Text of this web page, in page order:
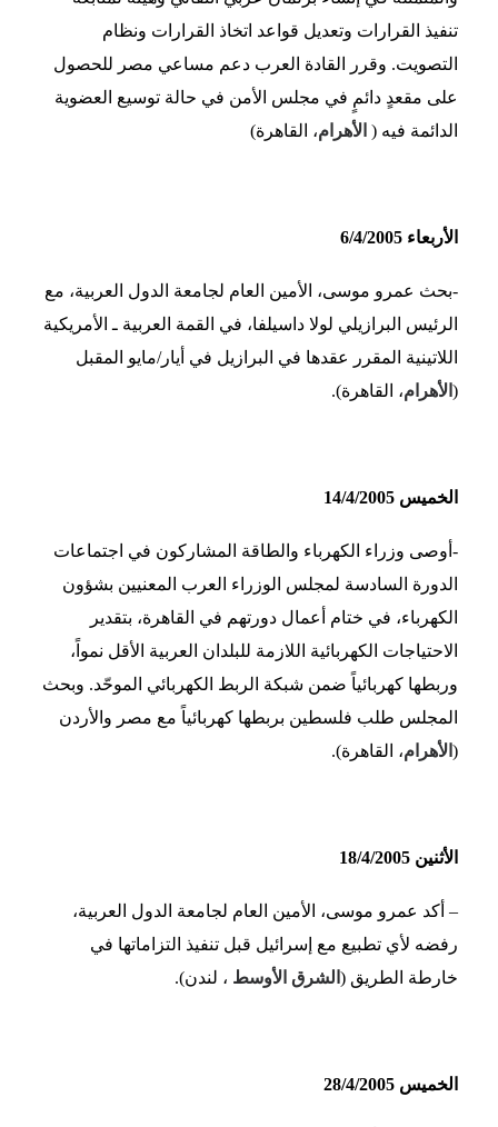
تنفيذ القرارات وتعديل قواعد اتخاذ القرارات ونظام
التصويت. وقرر القادة العرب دعم مساعي مصر للحصول
على مقعدٍ دائمٍ في مجلس الأمن في حالة توسيع العضوية
الدائمة فيه ( الأهرام، القاهرة)
الأربعاء 6/4/2005
-بحث عمرو موسى، الأمين العام لجامعة الدول العربية، مع
الرئيس البرازيلي لولا داسيلفا، في القمة العربية ـ الأمريكية
اللاتينية المقرر عقدها في البرازيل في أيار/مايو المقبل
( الأهرام، القاهرة).
الخميس 14/4/2005
-أوصى وزراء الكهرباء والطاقة المشاركون في اجتماعات
الدورة السادسة لمجلس الوزراء العرب المعنيين بشؤون
الكهرباء، في ختام أعمال دورتهم في القاهرة، بتقدير
الاحتياجات الكهربائية اللازمة للبلدان العربية الأقل نمواً،
وربطها كهربائياً ضمن شبكة الربط الكهربائي الموحّد. وبحث
المجلس طلب فلسطين بربطها كهربائياً مع مصر والأردن
( الأهرام، القاهرة).
الأثنين 18/4/2005
– أكد عمرو موسى، الأمين العام لجامعة الدول العربية،
رفضه لأي تطبيع مع إسرائيل قبل تنفيذ التزاماتها في
خارطة الطريق ( الشرق الأوسط ، لندن).
الخميس 28/4/2005